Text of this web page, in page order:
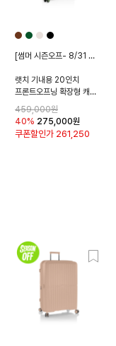
[썸머 시즌오프- 8/31 종료]
랫치 기내용 20인치
프론트오프닝 확장형 캐리어
459,000원
40% 275,000원
쿠폰할인가 261,250